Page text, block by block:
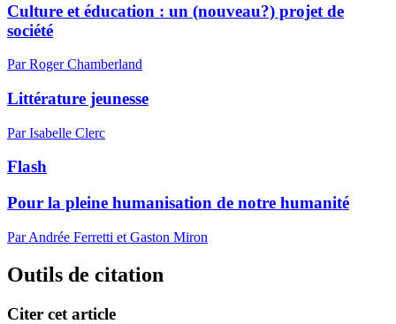
Culture et éducation : un (nouveau?) projet de
société
Par Roger Chamberland
Littérature jeunesse
Par Isabelle Clerc
Flash
Pour la pleine humanisation de notre humanité
Par Andrée Ferretti et Gaston Miron
Outils de citation
Citer cet article